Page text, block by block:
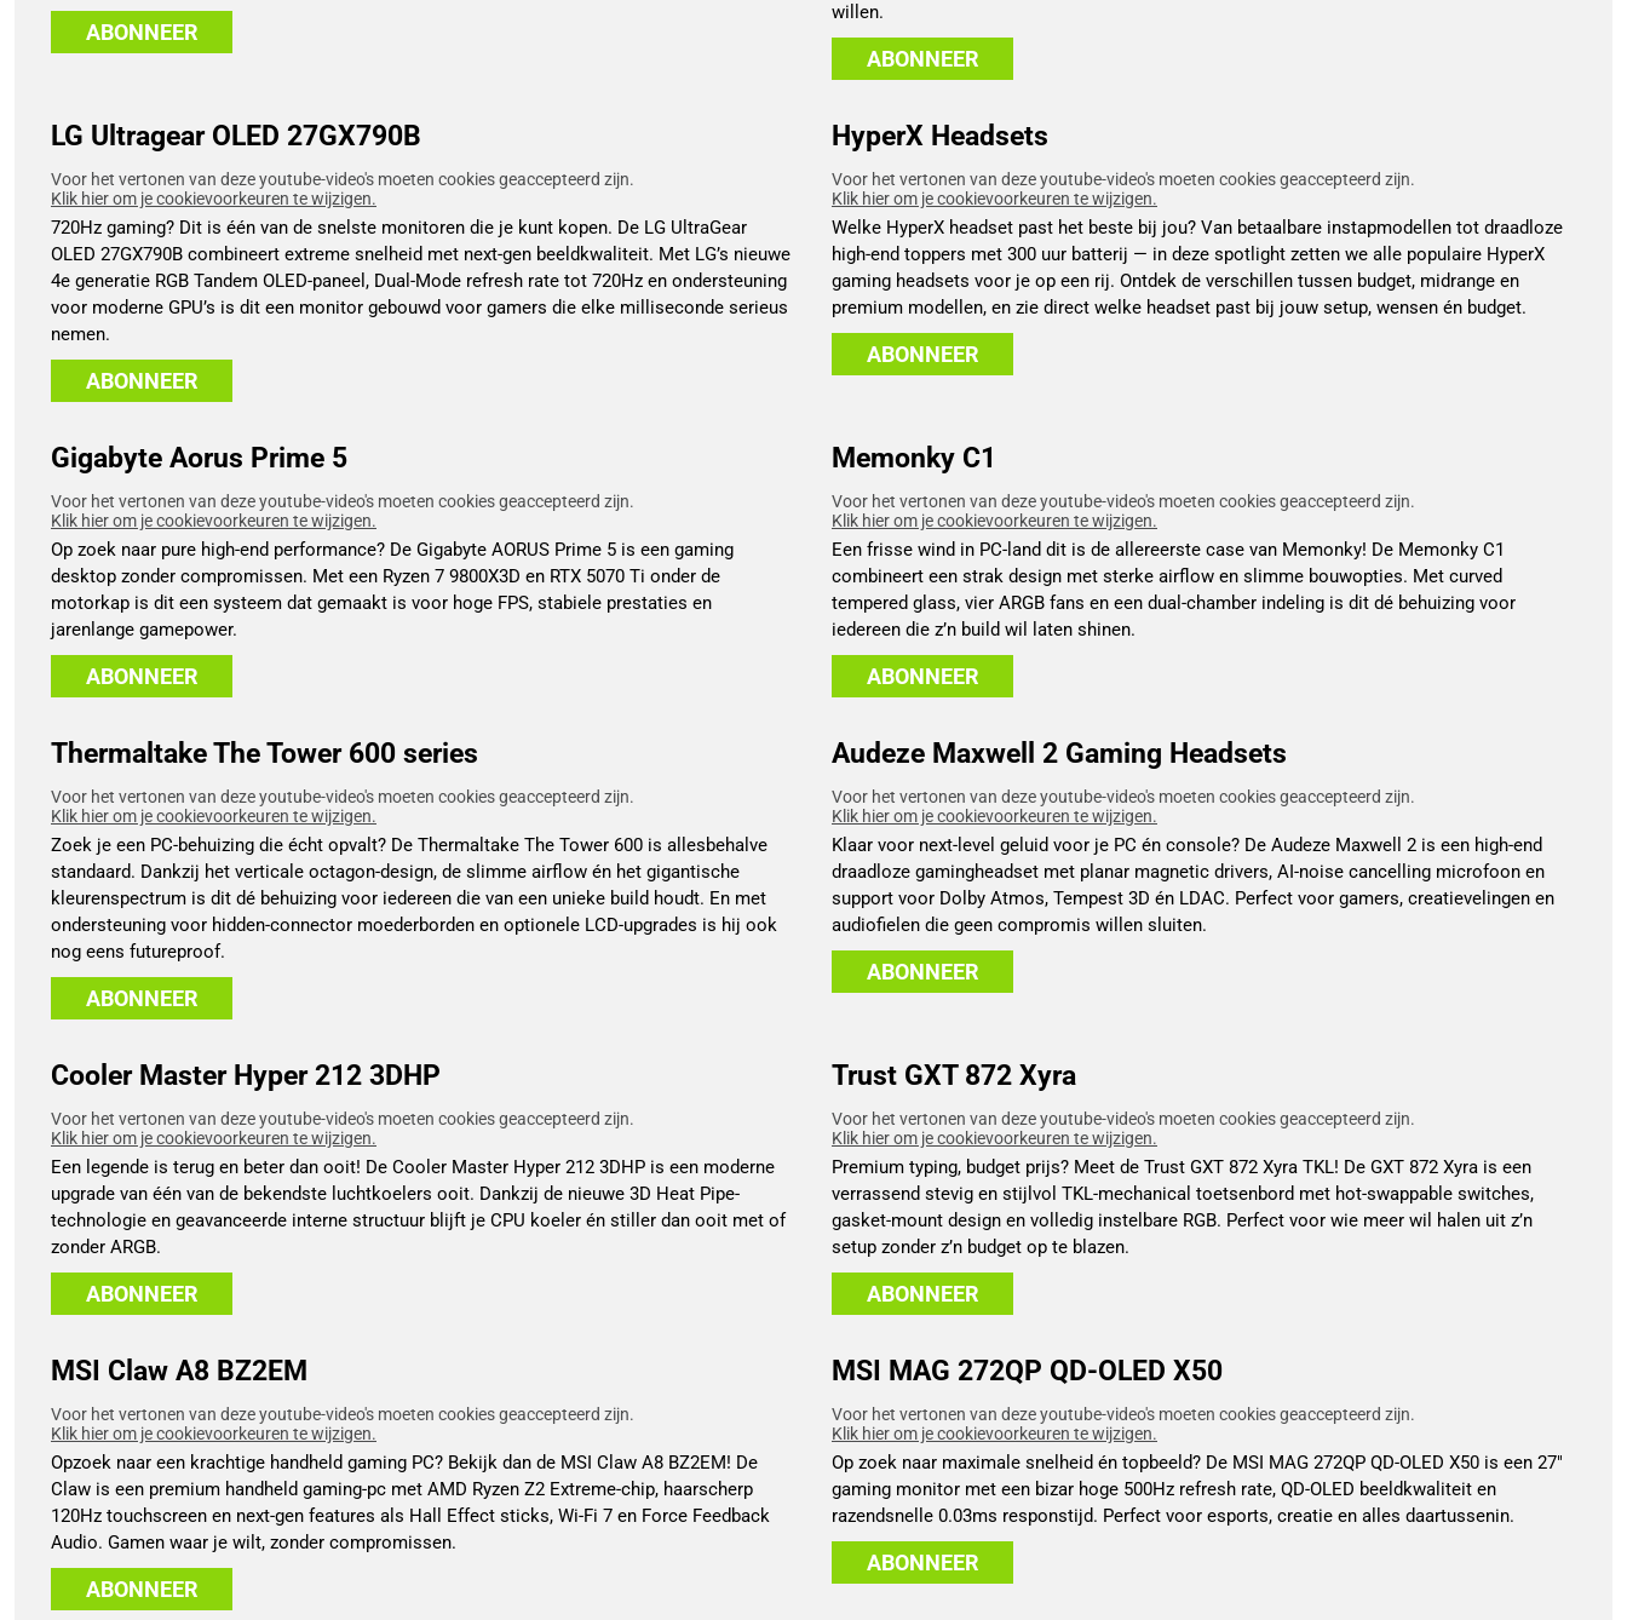
ABONNEER
willen.
ABONNEER
LG Ultragear OLED 27GX790B
Voor het vertonen van deze youtube-video's moeten cookies geaccepteerd zijn.
Klik hier om je cookievoorkeuren te wijzigen.
720Hz gaming? Dit is één van de snelste monitoren die je kunt kopen. De LG UltraGear
OLED 27GX790B combineert extreme snelheid met next-gen beeldkwaliteit. Met LG’s nieuwe
4e generatie RGB Tandem OLED-paneel, Dual-Mode refresh rate tot 720Hz en ondersteuning
voor moderne GPU’s is dit een monitor gebouwd voor gamers die elke milliseconde serieus
nemen.
ABONNEER
HyperX Headsets
Voor het vertonen van deze youtube-video's moeten cookies geaccepteerd zijn.
Klik hier om je cookievoorkeuren te wijzigen.
Welke HyperX headset past het beste bij jou? Van betaalbare instapmodellen tot draadloze
high-end toppers met 300 uur batterij — in deze spotlight zetten we alle populaire HyperX
gaming headsets voor je op een rij. Ontdek de verschillen tussen budget, midrange en
premium modellen, en zie direct welke headset past bij jouw setup, wensen én budget.
ABONNEER
Gigabyte Aorus Prime 5
Voor het vertonen van deze youtube-video's moeten cookies geaccepteerd zijn.
Klik hier om je cookievoorkeuren te wijzigen.
Op zoek naar pure high-end performance? De Gigabyte AORUS Prime 5 is een gaming
desktop zonder compromissen. Met een Ryzen 7 9800X3D en RTX 5070 Ti onder de
motorkap is dit een systeem dat gemaakt is voor hoge FPS, stabiele prestaties en
jarenlange gamepower.
ABONNEER
Memonky C1
Voor het vertonen van deze youtube-video's moeten cookies geaccepteerd zijn.
Klik hier om je cookievoorkeuren te wijzigen.
Een frisse wind in PC-land dit is de allereerste case van Memonky! De Memonky C1
combineert een strak design met sterke airflow en slimme bouwopties. Met curved
tempered glass, vier ARGB fans en een dual-chamber indeling is dit dé behuizing voor
iedereen die z’n build wil laten shinen.
ABONNEER
Thermaltake The Tower 600 series
Voor het vertonen van deze youtube-video's moeten cookies geaccepteerd zijn.
Klik hier om je cookievoorkeuren te wijzigen.
Zoek je een PC-behuizing die écht opvalt? De Thermaltake The Tower 600 is allesbehalve
standaard. Dankzij het verticale octagon-design, de slimme airflow én het gigantische
kleurenspectrum is dit dé behuizing voor iedereen die van een unieke build houdt. En met
ondersteuning voor hidden-connector moederborden en optionele LCD-upgrades is hij ook
nog eens futureproof.
ABONNEER
Audeze Maxwell 2 Gaming Headsets
Voor het vertonen van deze youtube-video's moeten cookies geaccepteerd zijn.
Klik hier om je cookievoorkeuren te wijzigen.
Klaar voor next-level geluid voor je PC én console? De Audeze Maxwell 2 is een high-end
draadloze gamingheadset met planar magnetic drivers, AI-noise cancelling microfoon en
support voor Dolby Atmos, Tempest 3D én LDAC. Perfect voor gamers, creatievelingen en
audiofielen die geen compromis willen sluiten.
ABONNEER
Cooler Master Hyper 212 3DHP
Voor het vertonen van deze youtube-video's moeten cookies geaccepteerd zijn.
Klik hier om je cookievoorkeuren te wijzigen.
Een legende is terug en beter dan ooit! De Cooler Master Hyper 212 3DHP is een moderne
upgrade van één van de bekendste luchtkoelers ooit. Dankzij de nieuwe 3D Heat Pipe-
technologie en geavanceerde interne structuur blijft je CPU koeler én stiller dan ooit met of
zonder ARGB.
ABONNEER
Trust GXT 872 Xyra
Voor het vertonen van deze youtube-video's moeten cookies geaccepteerd zijn.
Klik hier om je cookievoorkeuren te wijzigen.
Premium typing, budget prijs? Meet de Trust GXT 872 Xyra TKL! De GXT 872 Xyra is een
verrassend stevig en stijlvol TKL-mechanical toetsenbord met hot-swappable switches,
gasket-mount design en volledig instelbare RGB. Perfect voor wie meer wil halen uit z’n
setup zonder z’n budget op te blazen.
ABONNEER
MSI Claw A8 BZ2EM
Voor het vertonen van deze youtube-video's moeten cookies geaccepteerd zijn.
Klik hier om je cookievoorkeuren te wijzigen.
Opzoek naar een krachtige handheld gaming PC? Bekijk dan de MSI Claw A8 BZ2EM! De
Claw is een premium handheld gaming-pc met AMD Ryzen Z2 Extreme-chip, haarscherp
120Hz touchscreen en next-gen features als Hall Effect sticks, Wi-Fi 7 en Force Feedback
Audio. Gamen waar je wilt, zonder compromissen.
ABONNEER
MSI MAG 272QP QD-OLED X50
Voor het vertonen van deze youtube-video's moeten cookies geaccepteerd zijn.
Klik hier om je cookievoorkeuren te wijzigen.
Op zoek naar maximale snelheid én topbeeld? De MSI MAG 272QP QD-OLED X50 is een 27"
gaming monitor met een bizar hoge 500Hz refresh rate, QD-OLED beeldkwaliteit en
razendsnelle 0.03ms responstijd. Perfect voor esports, creatie en alles daartussenin.
ABONNEER